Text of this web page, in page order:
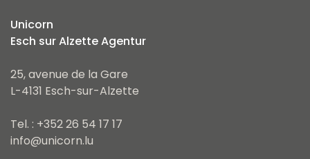
Unicorn
Esch sur Alzette Agentur
25, avenue de la Gare
L-4131 Esch-sur-Alzette
Tel. : +352 26 54 17 17
info@unicorn.lu